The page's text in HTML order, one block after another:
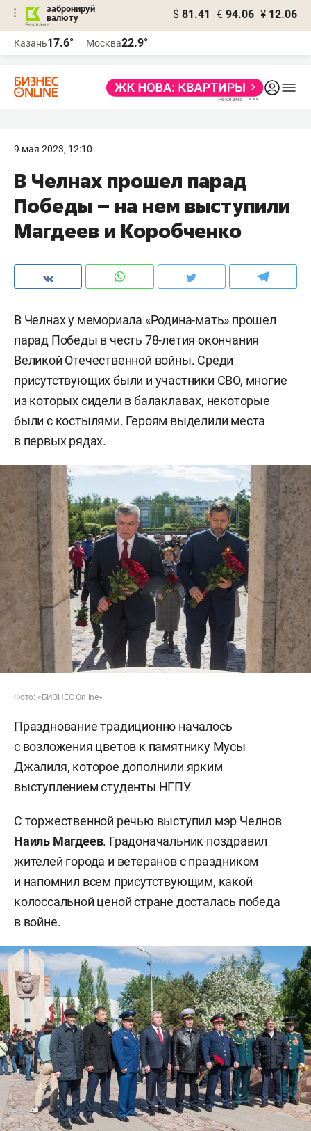
забронируй
валюту
$ 81.41 € 94.06 ¥ 12.06
Казань17.6° Москва22.9°
9 мая 2023, 12:10
В Челнах прошел парад
Победы – на нем выступили
Магдеев и Коробченко
В Челнах у мемориала «Родина-мать» прошел
парад Победы в честь 78-летия окончания
Великой Отечественной войны. Среди
присутствующих были и участники СВО, многие
из которых сидели в балаклавах, некоторые
были с костылями. Героям выделили места
в первых рядах.
Фото: «БИЗНЕС Online»
Празднование традиционно началось
с возложения цветов к памятнику Мусы
Джалиля, которое дополнили ярким
выступлением студенты НГПУ.
С торжественной речью выступил мэр Челнов
Наиль Магдеев. Градоначальник поздравил
жителей города и ветеранов с праздником
и напомнил всем присутствующим, какой
колоссальной ценой стране досталась победа
в войне.